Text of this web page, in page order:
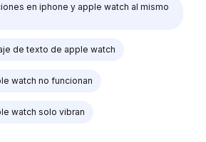
en iphone y apple watch al mismo
de texto de apple watch
watch no funcionan
watch solo vibran